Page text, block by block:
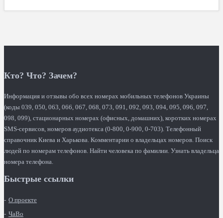
Кто? Что? Зачем?
Информация и отзывы обо всех номерах мобильных телефонов Украины
(коды 039, 050, 063, 066, 067, 068, 073, 091, 092, 093, 094, 095, 096, 097,
098, 099), стационарных номерах (офисных, домашних), коротких номерах
SMS-сервисов, номеров аудиотекса (0-800, 0-900, 0-703). Телефонный
справочник Киева и Харькова. Комментарии о владельцах номеров. Поиск
людей по номерам телефонов. Найти человека по фамилии. Узнать владельца
номера телефона.
Быстрые ссылки
О проекте
ЧаВо